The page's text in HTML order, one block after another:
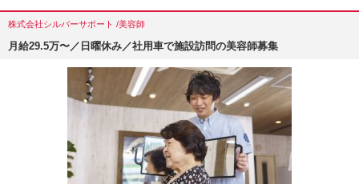
株式会社シルバーサポート /美容師
月給29.5万〜／日曜休み／社用車で施設訪問の美容師募集